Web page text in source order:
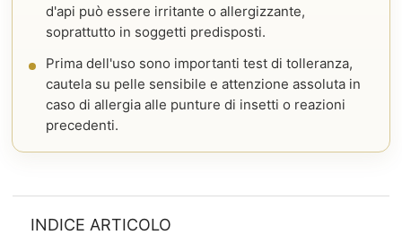
d'api può essere irritante o allergizzante,
soprattutto in soggetti predisposti.
Prima dell'uso sono importanti test di tolleranza,
cautela su pelle sensibile e attenzione assoluta in
caso di allergia alle punture di insetti o reazioni
precedenti.
INDICE ARTICOLO